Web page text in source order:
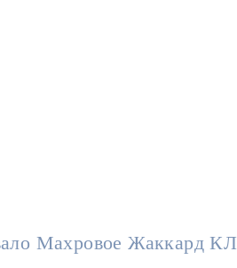
Махровое Жаккард КЛ